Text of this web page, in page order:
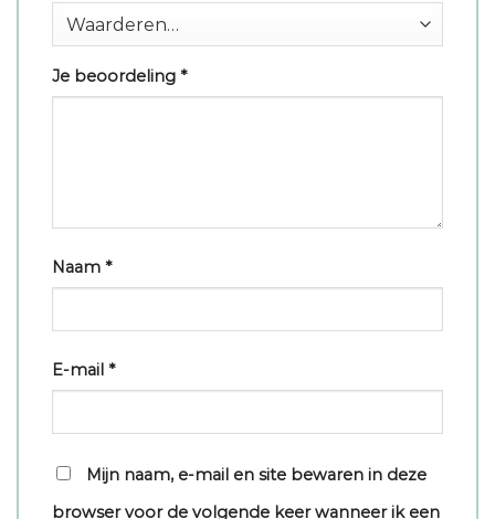
Je beoordeling *
Naam *
E-mail *
Mijn naam, e-mail en site bewaren in deze
browser voor de volgende keer wanneer ik een